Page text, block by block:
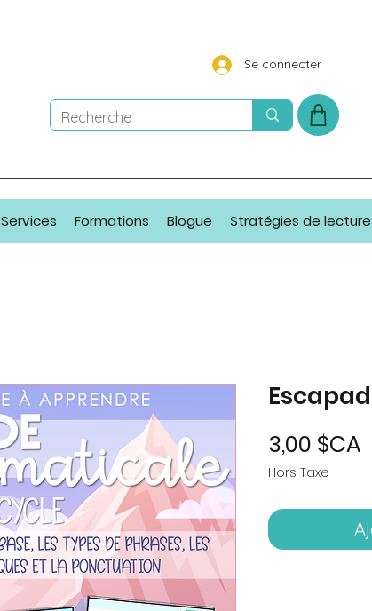
Se connecter
Services Formations Blogue Stratégies de lecture
3,00 $CA
Hors Taxe